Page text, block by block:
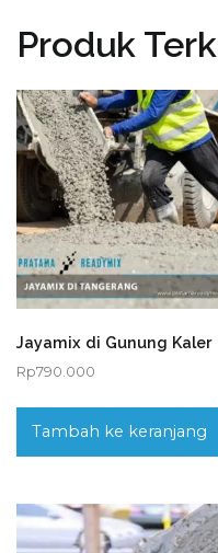
Produk
Jayamix di Gunung Kaler
Rp790.000
Tambah ke keranjang